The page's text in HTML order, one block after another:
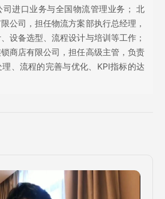
司进口业务与全国物流管理业务； 北
公司，担任物流方案部执行总经理，
设备选型、流程设计与培训等工作；
商店有限公司，担任高级主管，负责
、流程的完善与优化、KPI指标的达